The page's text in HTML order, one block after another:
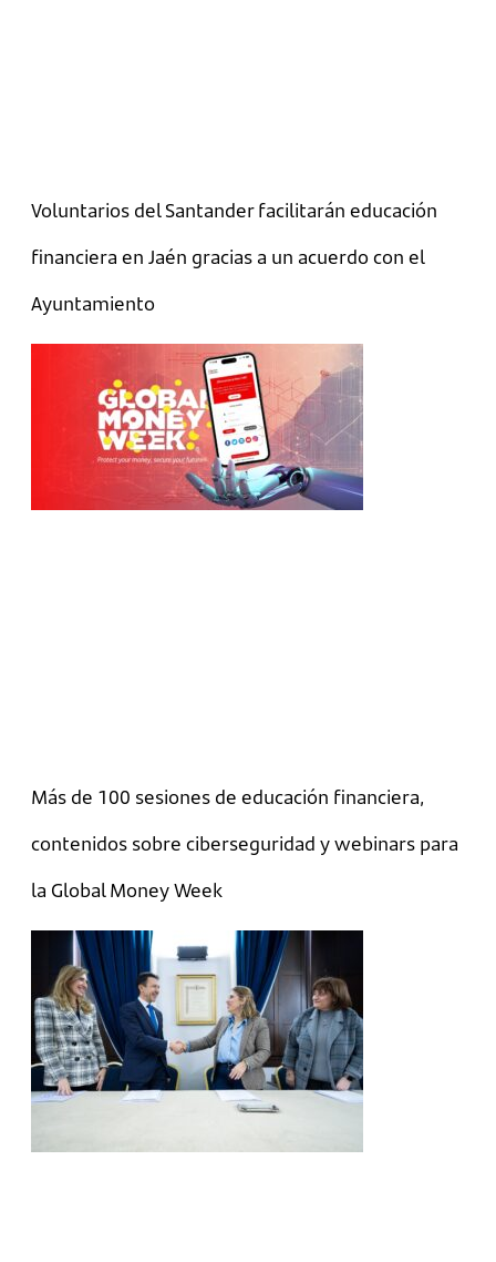
Voluntarios del Santander facilitarán educación
financiera en Jaén gracias a un acuerdo con el
Ayuntamiento
Más de 100 sesiones de educación financiera,
contenidos sobre ciberseguridad y webinars para
la Global Money Week